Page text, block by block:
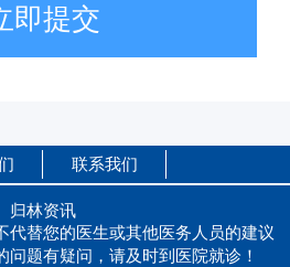
即提交
联系我们
归林资讯
代替您的医生或其他医务人员的建议
问题有疑问，请及时到医院就诊！